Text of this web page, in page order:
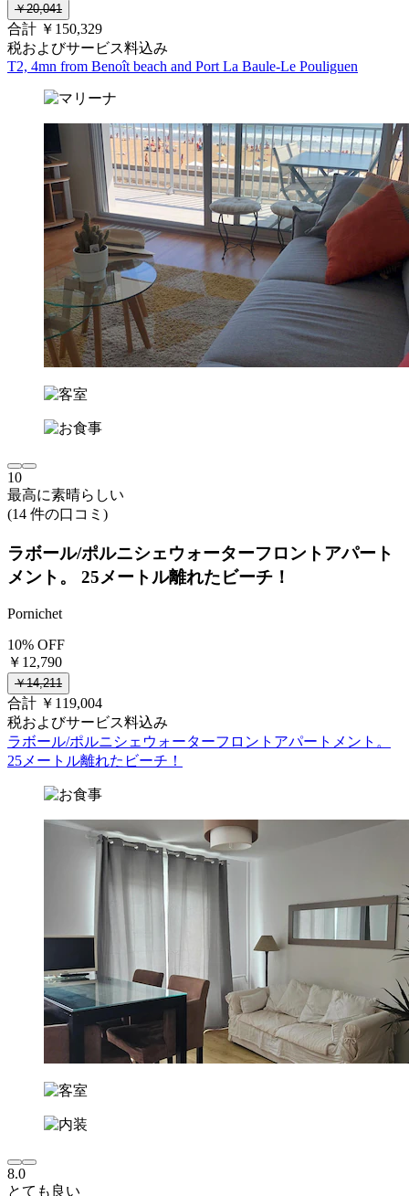
￥20,041
合計 ￥150,329
税およびサービス料込み
T2, 4mn from Benoît beach and Port La Baule-Le Pouliguen
10
最高に素晴らしい
(14 件の口コミ)
ラボール/ポルニシェウォーターフロントアパート
メント。 25メートル離れたビーチ！
Pornichet
10% OFF
￥12,790
￥14,211
合計 ￥119,004
税およびサービス料込み
ラボール/ポルニシェウォーターフロントアパートメント。
25メートル離れたビーチ！
8.0
とても良い